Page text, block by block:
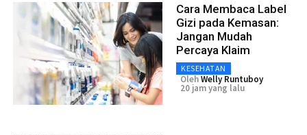
Cara Membaca Label
Gizi pada Kemasan:
Jangan Mudah
Percaya Klaim
KESEHATAN
OlehWelly Runtuboy
20 jam yang lalu